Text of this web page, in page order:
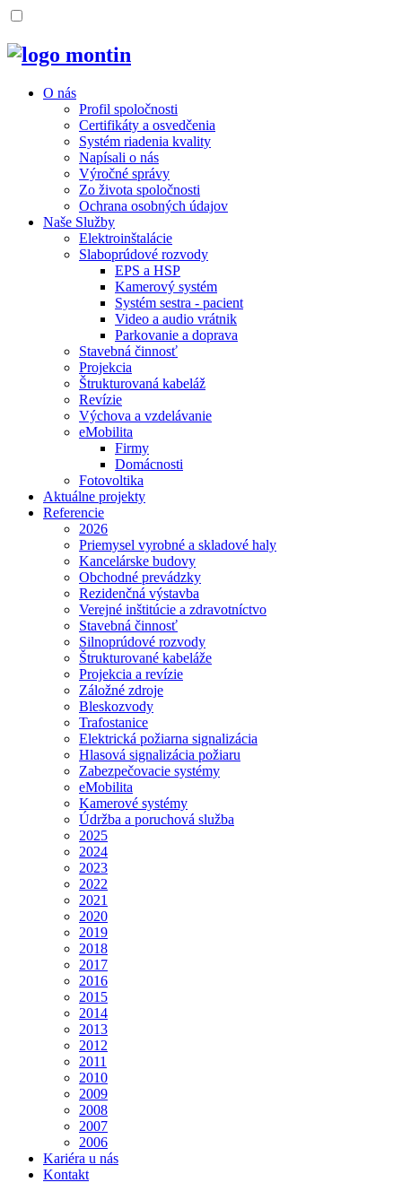
O nás
Profil spoločnosti
Certifikáty a osvedčenia
Systém riadenia kvality
Napísali o nás
Výročné správy
Zo života spoločnosti
Ochrana osobných údajov
Naše Služby
Elektroinštalácie
Slaboprúdové rozvody
EPS a HSP
Kamerový systém
Systém sestra - pacient
Video a audio vrátnik
Parkovanie a doprava
Stavebná činnosť
Projekcia
Štrukturovaná kabeláž
Revízie
Výchova a vzdelávanie
eMobilita
Firmy
Domácnosti
Fotovoltika
Aktuálne projekty
Referencie
2026
Priemysel vyrobné a skladové haly
Kancelárske budovy
Obchodné prevádzky
Rezidenčná výstavba
Verejné inštitúcie a zdravotníctvo
Stavebná činnosť
Silnoprúdové rozvody
Štrukturované kabeláže
Projekcia a revízie
Záložné zdroje
Bleskozvody
Trafostanice
Elektrická požiarna signalizácia
Hlasová signalizácia požiaru
Zabezpečovacie systémy
eMobilita
Kamerové systémy
Údržba a poruchová služba
2025
2024
2023
2022
2021
2020
2019
2018
2017
2016
2015
2014
2013
2012
2011
2010
2009
2008
2007
2006
Kariéra u nás
Kontakt